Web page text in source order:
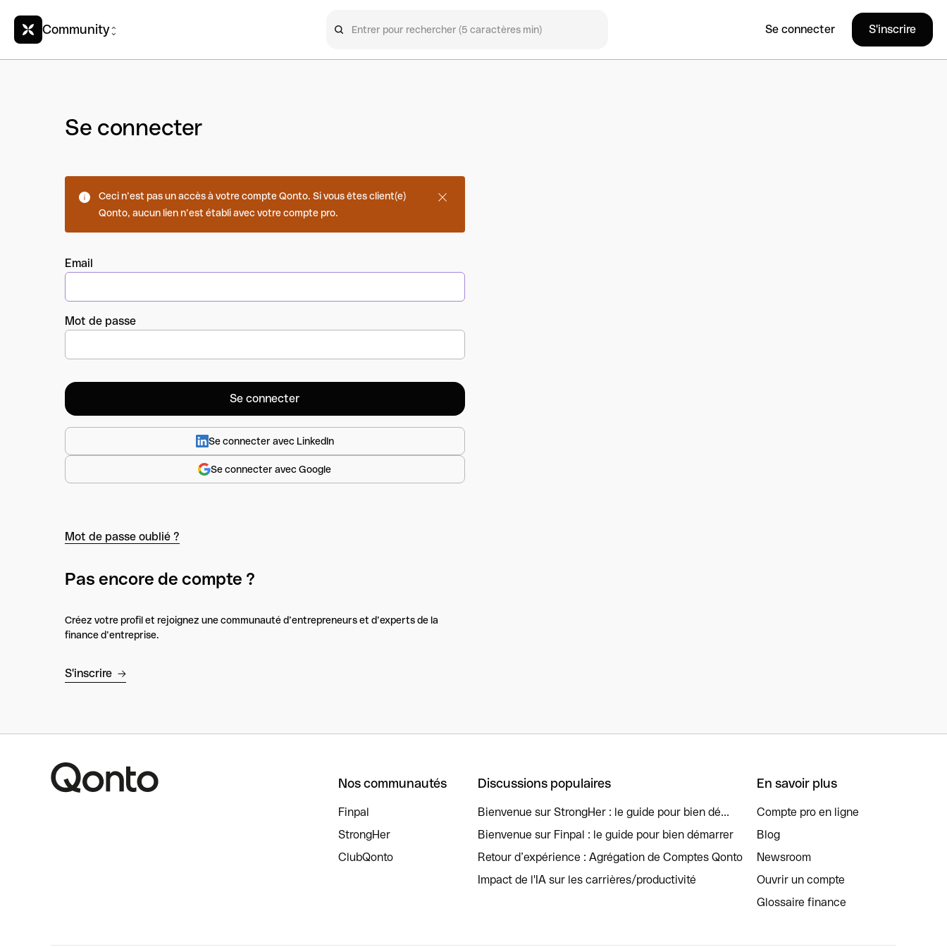
Community Se connecter S'inscrire
Se connecter
Ceci n’est pas un accès à votre compte Qonto. Si vous êtes client(e)
Qonto, aucun lien n’est établi avec votre compte pro.
Email
Mot de passe
Se connecter avec LinkedIn
Se connecter avec Google
Mot de passe oublié ?
Pas encore de compte ?
Créez votre profil et rejoignez une communauté d’entrepreneurs et d’experts de la
finance d’entreprise.
S'inscrire
Nos communautés
Finpal
StrongHer
ClubQonto
Discussions populaires
Bienvenue sur StrongHer : le guide pour bien dé...
Bienvenue sur Finpal : le guide pour bien démarrer
Retour d’expérience : Agrégation de Comptes Qonto
Impact de l'IA sur les carrières/productivité
En savoir plus
Compte pro en ligne
Blog
Newsroom
Ouvrir un compte
Glossaire finance